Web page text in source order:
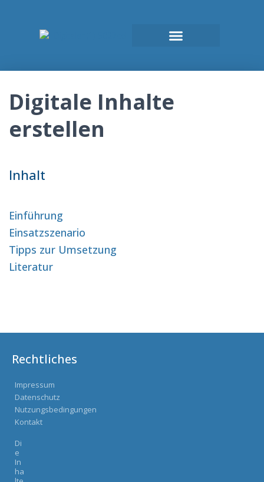
Digitale Inhalte
erstellen
Inhalt
Einführung
Einsatzszenario
Tipps zur Umsetzung
Literatur
Rechtliches
Impressum
Datenschutz
Nutzungsbedingungen
Kontakt
Di
e
In
ha